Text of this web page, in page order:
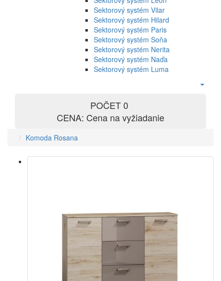
Sektorový systém Vilar
Sektorový systém Hilard
Sektorový systém Paris
Sektorový systém Soňa
Sektorový systém Nerita
Sektorový systém Naďa
Sektorový systém Luma
POČET0
CENA: Cena na vyžiadanie
Komoda Rosana